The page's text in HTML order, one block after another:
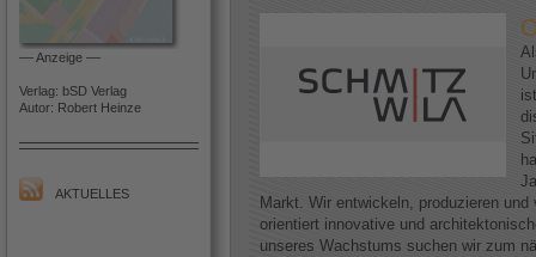
–– Anzeige ––
Verlag: bSD Verlag
Autor: Robert Heinze
AKTUELLES
Markt. Wir entwickeln, produzieren
orientiert innovative und
unseres Wachstums suchen wir zum